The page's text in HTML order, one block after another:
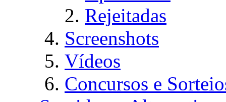
Rejeitadas
Screenshots
Vídeos
Concursos e